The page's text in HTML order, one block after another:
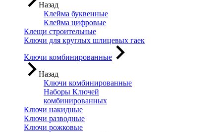
Назад
Клейма буквенные
Клейма цифровые
Клещи строительные
Ключи для круглых шлицевых гаек
Ключи комбинированные
Назад
Ключи комбинированные
Наборы Ключей
комбинированных
Ключи накидные
Ключи разводные
Ключи рожковые